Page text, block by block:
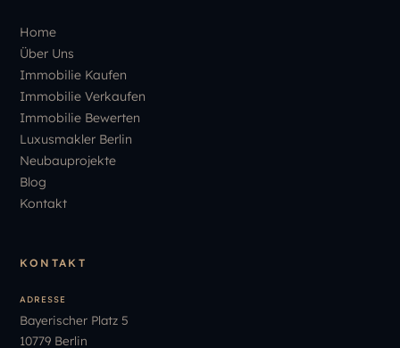
Home
Über Uns
Immobilie Kaufen
Immobilie Verkaufen
Immobilie Bewerten
Luxusmakler Berlin
Neubauprojekte
Blog
Kontakt
KONTAKT
ADRESSE
Bayerischer Platz 5
10779 Berlin